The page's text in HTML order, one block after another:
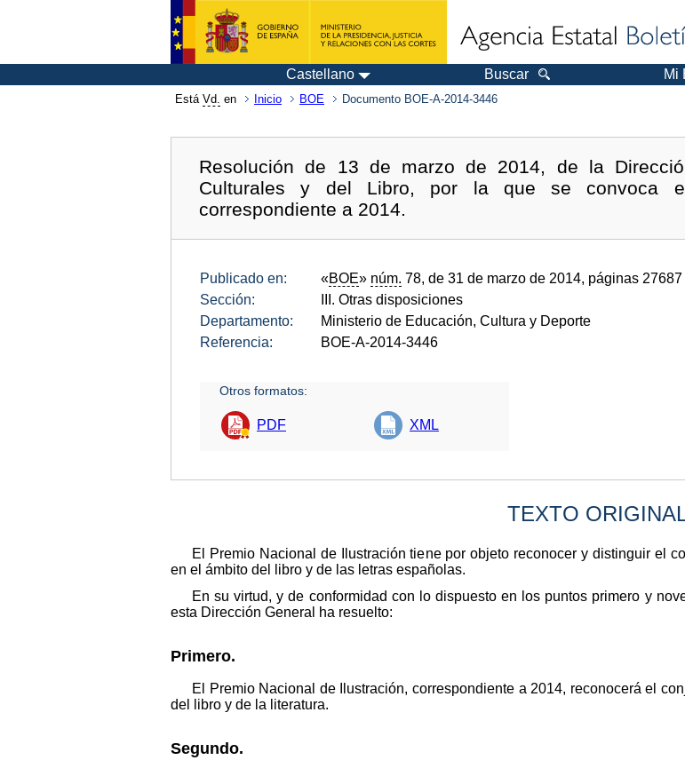
Castellano Buscar Mi
Está Vd. en Inicio BOE Documento BOE-A-2014-3446
Resolución de 13 de marzo de 2014, de la
Culturales y del Libro, por la que se convoca
correspondiente a 2014.
Publicado en: «BOE» núm. 78, de 31 de marzo de 2014, páginas
Sección:
III. Otras disposiciones
Departamento:
Ministerio de Educación, Cultura y Deporte
Referencia:
BOE-A-2014-3446
Otros formatos:
PDF XML
TEXTO
El Premio Nacional de Ilustración tiene por objeto reconocer y distinguir el
en el ámbito del libro y de las letras españolas.
En su virtud, y de conformidad con lo dispuesto en los puntos primero y
esta Dirección General ha resuelto:
Primero.
El Premio Nacional de Ilustración, correspondiente a 2014, reconocerá el
del libro y de la literatura.
Segundo.